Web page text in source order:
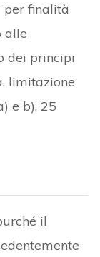
per finalità
alle
dei principi
limitazione
e b), 25
il